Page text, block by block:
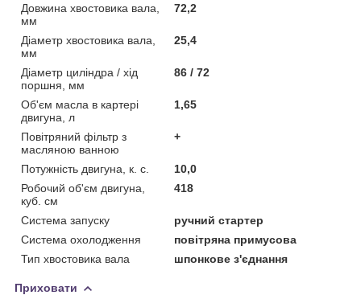
Довжина хвостовика вала,
мм
72,2
Діаметр хвостовика вала,
мм
25,4
Діаметр циліндра / хід
поршня, мм
86 / 72
Об'єм масла в картері
двигуна, л
1,65
Повітряний фільтр з
масляною ванною
+
Потужність двигуна, к. с.
10,0
Робочий об'єм двигуна,
куб. см
418
Система запуску
ручний стартер
Система охолодження
повітряна примусова
Тип хвостовика вала
шпонкове з'єднання
Приховати